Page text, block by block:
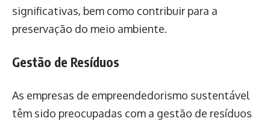
significativas, bem como contribuir para a
preservação do meio ambiente.
Gestão de Resíduos
As empresas de empreendedorismo sustentável
têm sido preocupadas com a gestão de resíduos